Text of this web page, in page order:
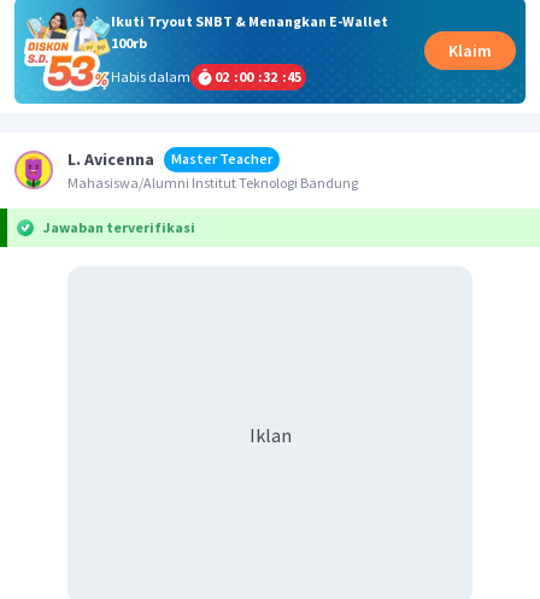
Ikuti Tryout SNBT & Menangkan E-Wallet
100rb
Habis dalam
02 :00 :32 :45
Klaim
L. Avicenna
Master Teacher
Mahasiswa/Alumni Institut Teknologi Bandung
Jawaban terverifikasi
Iklan